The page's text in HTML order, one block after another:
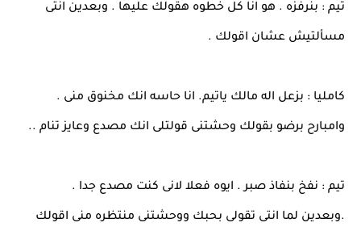
تيم : بنرفزه . هو انا كل خطوه هقولك عليها . وبعدين انتى
مسألتيش عشان اقولك .
كامليا : بزعل اله مالك ياتيم. انا حاسه انك مخنوق منى .
وامبارح برضو بقولك وحشتنى قولتلى انك مصدع وعايز تنام ..
تيم : نفخ بنفاذ صبر . ايوه فعلا لانى كنت مصدع جدا .
.وبعدين لما انتى تقولى بحبك ووحشتنى منتظره منى اقولك